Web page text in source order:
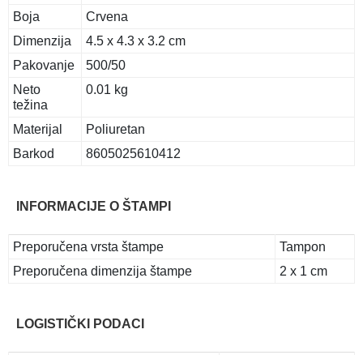
Boja
Crvena
Dimenzija
4.5 x 4.3 x 3.2 cm
Pakovanje
500/50
Neto
težina
0.01 kg
Materijal
Poliuretan
Barkod
8605025610412
INFORMACIJE O ŠTAMPI
Preporučena vrsta štampe
Tampon
Preporučena dimenzija štampe
2 x 1 cm
LOGISTIČKI PODACI